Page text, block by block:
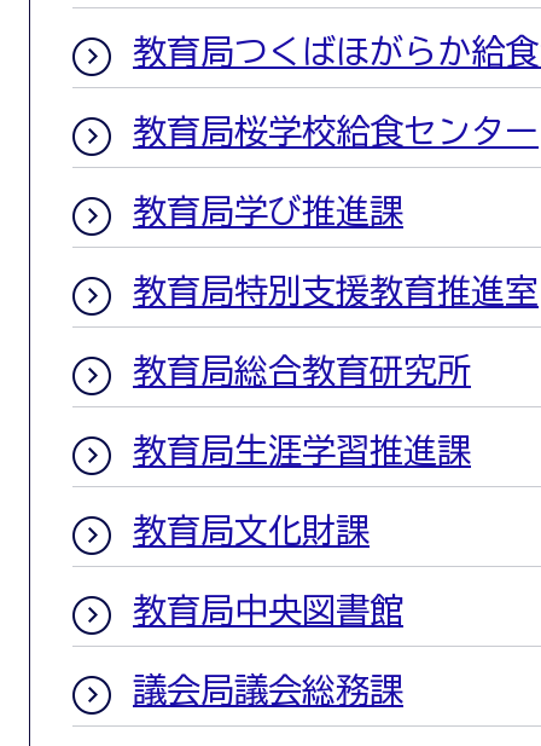
教育局つくばほがらか給
教育局桜学校給食センター
教育局学び推進課
教育局特別支援教育推進室
教育局総合教育研究所
教育局生涯学習推進課
教育局文化財課
教育局中央図書館
議会局議会総務課